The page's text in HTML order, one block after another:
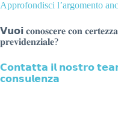
Approfondisci l’argomento
𝗩𝘂𝗼𝗶 𝐜𝐨𝐧𝐨𝐬𝐜𝐞𝐫𝐞 𝐜𝐨𝐧 𝐜𝐞𝐫𝐭𝐞𝐳𝐳𝐚
𝐩𝐫𝐞𝐯𝐢𝐝𝐞𝐧𝐳𝐢𝐚𝐥𝐞?
𝗖𝗼𝗻𝘁𝗮𝘁𝘁𝗮 𝗶𝗹 𝗻𝗼𝘀𝘁𝗿𝗼
𝗰𝗼𝗻𝘀𝘂𝗹𝗲𝗻𝘇𝗮